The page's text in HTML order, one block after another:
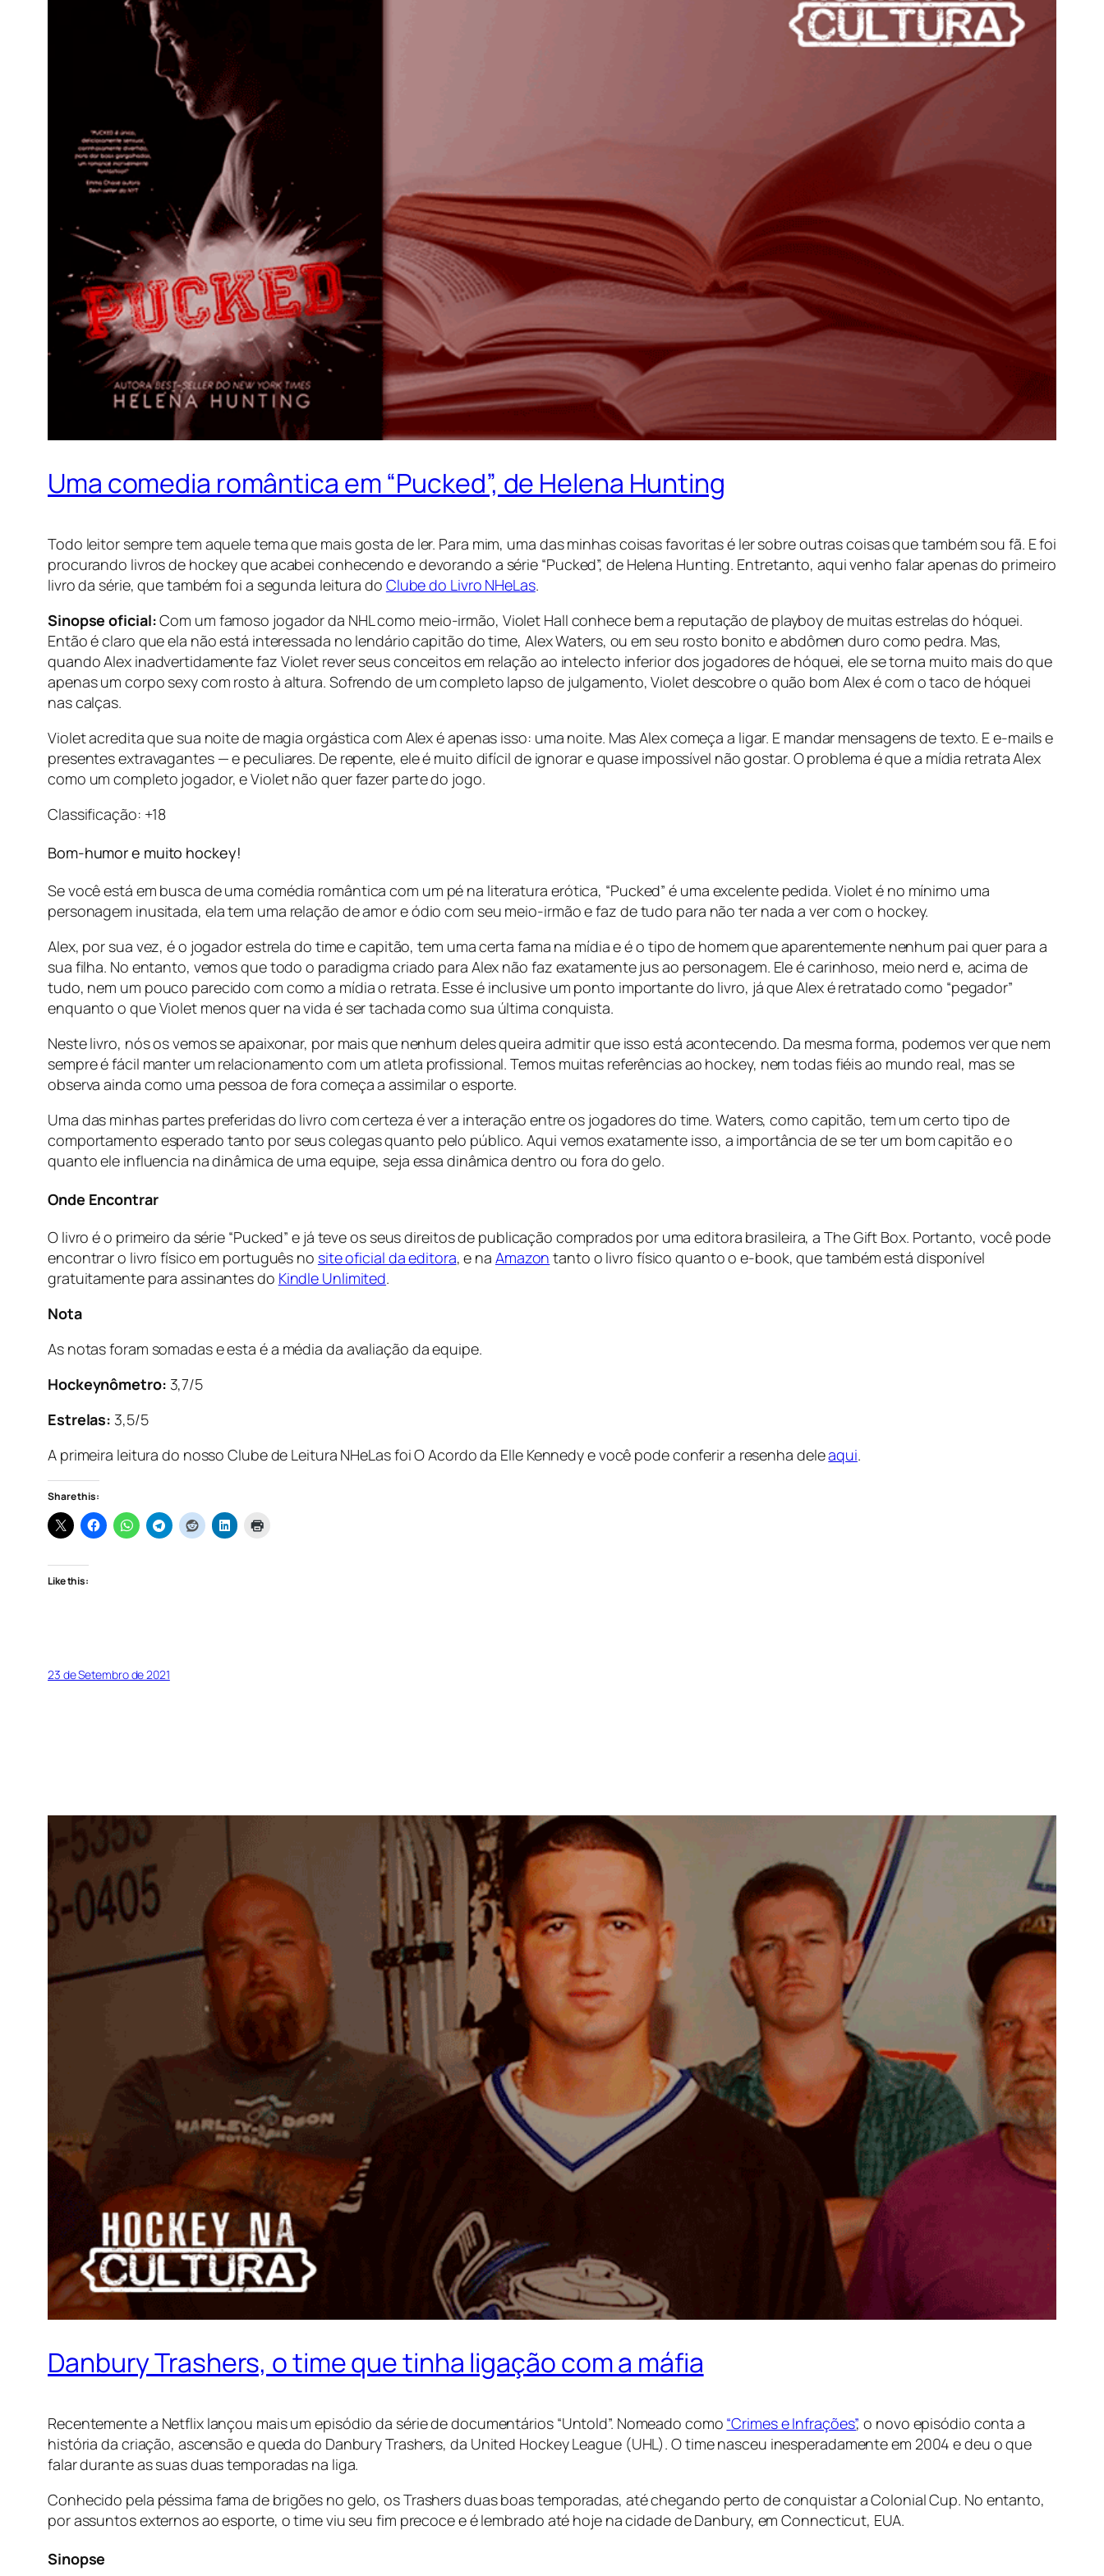
Uma comedia romântica em “Pucked”, de Helena Hunting
Todo leitor sempre tem aquele tema que mais gosta de ler. Para mim, uma das minhas coisas favoritas é ler sobre outras coisas que também sou fã. E foi
procurando livros de hockey que acabei conhecendo e devorando a série “Pucked”, de Helena Hunting. Entretanto, aqui venho falar apenas do primeiro
livro da série, que também foi a segunda leitura do Clube do Livro NHeLas.
Sinopse oficial:Com um famoso jogador da NHL como meio-irmão, Violet Hall conhece bem a reputação de playboy de muitas estrelas do hóquei.
Então é claro que ela não está interessada no lendário capitão do time, Alex Waters, ou em seu rosto bonito e abdômen duro como pedra. Mas,
quando Alex inadvertidamente faz Violet rever seus conceitos em relação ao intelecto inferior dos jogadores de hóquei, ele se torna muito mais do que
apenas um corpo sexy com rosto à altura. Sofrendo de um completo lapso de julgamento, Violet descobre o quão bom Alex é com o taco de hóquei
nas calças.
Violet acredita que sua noite de magia orgástica com Alex é apenas isso: uma noite. Mas Alex começa a ligar. E mandar mensagens de texto. E e-mails e
presentes extravagantes — e peculiares. De repente, ele é muito difícil de ignorar e quase impossível não gostar. O problema é que a mídia retrata Alex
como um completo jogador, e Violet não quer fazer parte do jogo.
Classificação: +18
Bom-humor e muito hockey!
Se você está em busca de uma comédia romântica com um pé na literatura erótica, “Pucked” é uma excelente pedida. Violet é no mínimo uma
personagem inusitada, ela tem uma relação de amor e ódio com seu meio-irmão e faz de tudo para não ter nada a ver com o hockey.
Alex, por sua vez, é o jogador estrela do time e capitão, tem uma certa fama na mídia e é o tipo de homem que aparentemente nenhum pai quer para a
sua filha. No entanto, vemos que todo o paradigma criado para Alex não faz exatamente jus ao personagem. Ele é carinhoso, meio nerd e, acima de
tudo, nem um pouco parecido com como a mídia o retrata. Esse é inclusive um ponto importante do livro, já que Alex é retratado como “pegador”
enquanto o que Violet menos quer na vida é ser tachada como sua última conquista.
Neste livro, nós os vemos se apaixonar, por mais que nenhum deles queira admitir que isso está acontecendo. Da mesma forma, podemos ver que nem
sempre é fácil manter um relacionamento com um atleta profissional. Temos muitas referências ao hockey, nem todas fiéis ao mundo real, mas se
observa ainda como uma pessoa de fora começa a assimilar o esporte.
Uma das minhas partes preferidas do livro com certeza é ver a interação entre os jogadores do time. Waters, como capitão, tem um certo tipo de
comportamento esperado tanto por seus colegas quanto pelo público. Aqui vemos exatamente isso, a importância de se ter um bom capitão e o
quanto ele influencia na dinâmica de uma equipe, seja essa dinâmica dentro ou fora do gelo.
Onde Encontrar
O livro é o primeiro da série “Pucked” e já teve os seus direitos de publicação comprados por uma editora brasileira, a The Gift Box. Portanto, você pode
encontrar o livro físico em português no site oficial da editora, e na Amazon tanto o livro físico quanto o e-book, que também está disponível
gratuitamente para assinantes do Kindle Unlimited.
Nota
As notas foram somadas e esta é a média da avaliação da equipe.
Hockeynômetro: 3,7/5
Estrelas: 3,5/5
A primeira leitura do nosso Clube de Leitura NHeLas foi O Acordo da Elle Kennedy e você pode conferir a resenha deleaqui.
Share this:
Like this:
23 de Setembro de 2021
Danbury Trashers, o time que tinha ligação com a máfia
Recentemente a Netflix lançou mais um episódio da série de documentários “Untold”. Nomeado como “Crimes e Infrações”, o novo episódio conta a
história da criação, ascensão e queda do Danbury Trashers, da United Hockey League (UHL). O time nasceu inesperadamente em 2004 e deu o que
falar durante as suas duas temporadas na liga.
Conhecido pela péssima fama de brigões no gelo, os Trashers duas boas temporadas, até chegando perto de conquistar a Colonial Cup. No entanto,
por assuntos externos ao esporte, o time viu seu fim precoce e é lembrado até hoje na cidade de Danbury, em Connecticut, EUA.
Sinopse